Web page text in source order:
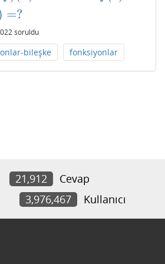
=?
soruldu
bileşke fonksiyonlar
21,912
Cevap
3,976,467 Kullanıcı